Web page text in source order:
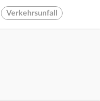
Verkehrsunfall